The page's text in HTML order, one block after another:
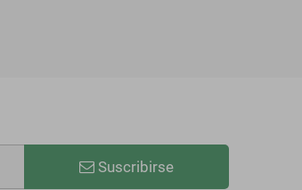
Suscribirse